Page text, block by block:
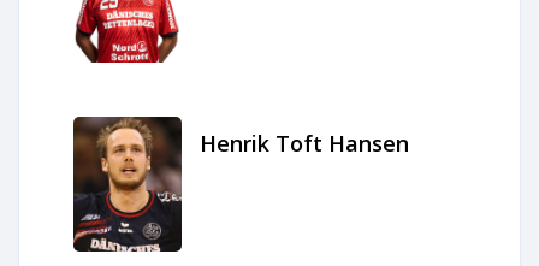
Henrik Toft Hansen